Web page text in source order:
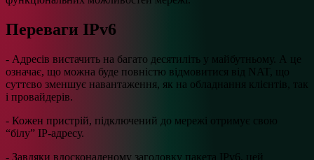
Переваги IPv6
- Адресів вистачить на багато десятиліть у майбутньому. А це
означає, що можна буде повністю відмовитися від NAT, що
суттєво зменшує навантаження, як на обладнання клієнтів, так
і провайдерів.
- Кожен пристрій, підключений до мережі отримує свою
“білу” IP-адресу.
- Завдяки вдосконаленому заголовку пакета IPv6, цей